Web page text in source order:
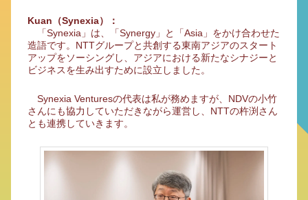
Kuan（Synexia）：
「Synexia」は、「Synergy」と「Asia」をかけ合わせた
造語です。NTTグループと共創する東南アジアのスタート
アップをソーシングし、アジアにおける新たなシナジーと
ビジネスを生み出すために設立しました。
Synexia Venturesの代表は私が務めますが、NDVの小竹
さんにも協力していただきながら運営し、NTTの杵渕さん
とも連携していきます。